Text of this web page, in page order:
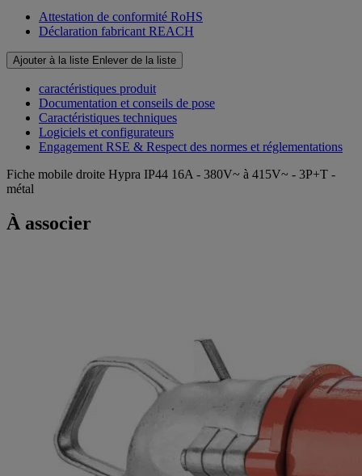
Attestation de conformité RoHS
Déclaration fabricant REACH
Ajouter à la liste Enlever de la liste
caractéristiques produit
Documentation et conseils de pose
Caractéristiques techniques
Logiciels et configurateurs
Engagement RSE & Respect des normes et réglementations
Fiche mobile droite Hypra IP44 16A - 380V~ à 415V~ - 3P+T -
métal
À associer